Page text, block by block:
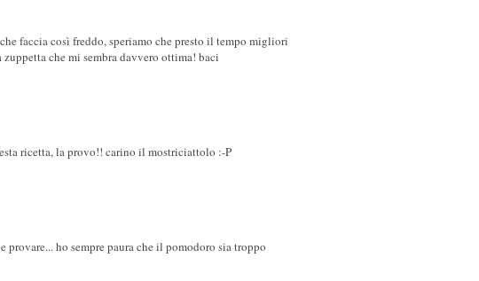
faccia così freddo, speriamo che presto il tempo migliori
che mi sembra davvero ottima! baci
ricetta, la provo!! carino il mostriciattolo :-P
ho sempre paura che il pomodoro sia troppo